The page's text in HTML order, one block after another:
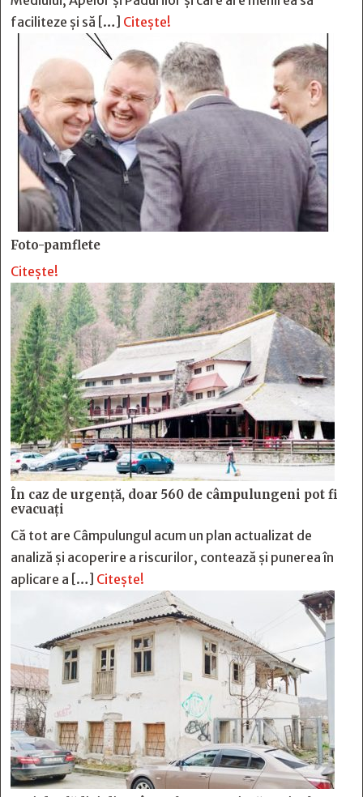
faciliteze și să […] Citește!
Foto-pamflete
Citește!
În caz de urgență, doar 560 de câmpulungeni pot fi
evacuați
Că tot are Câmpulungul acum un plan actualizat de
analiză și acoperire a riscurilor, contează și punerea în
aplicare a […] Citește!